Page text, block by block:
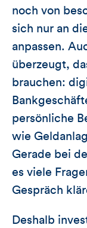
noch von
sich nur an
anpassen.
überzeugt,
brauchen:
persönliche
wie
Gerade bei
es viele
Gespräch
Deshalb